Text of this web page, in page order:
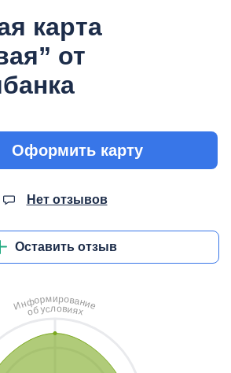
карта
от
Оформить карту
Нет отзывов
Оставить отзыв
Информирование
обусловиях